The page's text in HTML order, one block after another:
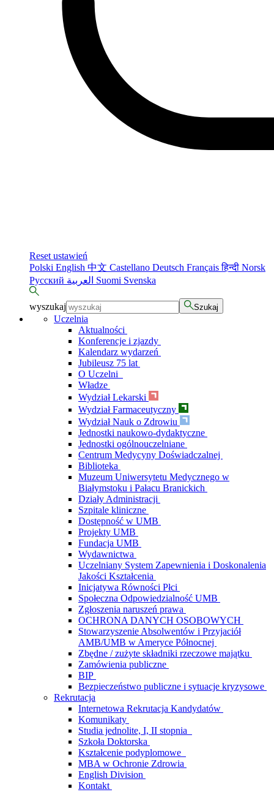
Reset ustawień
Polski English 中文 Castellano Deutsch Françaisहिन्दी Norsk
Русский
Suomi Svenska
wyszukaj Szukaj
Uczelnia
Aktualności
Konferencje i zjazdy
Kalendarz wydarzeń
Jubileusz 75 lat
O Uczelni
Władze
Wydział Lekarski
Wydział Farmaceutyczny
Wydział Nauk o Zdrowiu
Jednostki naukowo-dydaktyczne
Jednostki ogólnouczelniane
Centrum Medycyny Doświadczalnej
Biblioteka
Muzeum Uniwersytetu Medycznego w
Białymstoku i Pałacu Branickich
Działy Administracji
Szpitale kliniczne
Dostępność w UMB
Projekty UMB
Fundacja UMB
Wydawnictwa
Uczelniany System Zapewnienia i Doskonalenia
Jakości Kształcenia
Inicjatywa Równości Płci
Społeczna Odpowiedzialność UMB
Zgłoszenia naruszeń prawa
OCHRONA DANYCH OSOBOWYCH
Stowarzyszenie Absolwentów i Przyjaciół
AMB/UMB w Ameryce Północnej
Zbędne / zużyte składniki rzeczowe majątku
Zamówienia publiczne
BIP
Bezpieczeństwo publiczne i sytuacje kryzysowe
Rekrutacja
Internetowa Rekrutacja Kandydatów
Komunikaty
Studia jednolite, I, II stopnia
Szkoła Doktorska
Kształcenie podyplomowe
MBA w Ochronie Zdrowia
English Division
Kontakt